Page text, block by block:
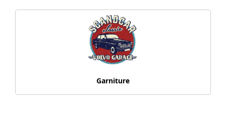
Garniture